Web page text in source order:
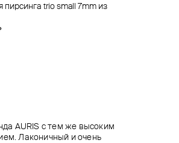
пирсинга trio small 7mm из
из золота amour
белого золота с бриллиантом
онлайн
из золота anastasia
AURIS с тем же высоким
Лаконичный и очень